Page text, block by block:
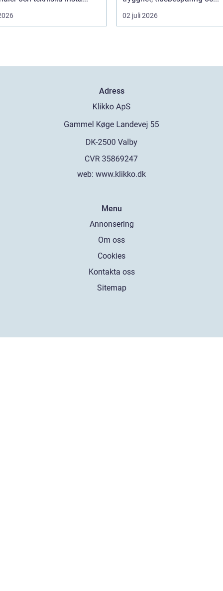
02 juli 2026
Adress
web: www.klikko.dk
Menu
Annonsering
Om oss
Cookies
Kontakta oss
Sitemap